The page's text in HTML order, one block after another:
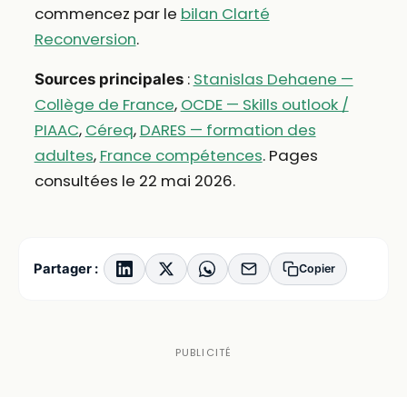
commencez par le bilan Clarté
Reconversion.
Sources principales: Stanislas Dehaene —
Collège de France, OCDE — Skills outlook /
PIAAC, Céreq, DARES — formation des
adultes, France compétences. Pages
consultées le 22 mai 2026.
Partager : Copier